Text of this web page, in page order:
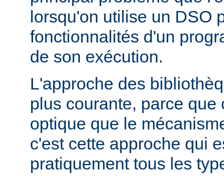
lorsqu'on utilise un DSO
fonctionnalités d'un
de son exécution.
L'approche des
plus courante, parce que
optique que le
c'est cette approche qui
pratiquement tous les